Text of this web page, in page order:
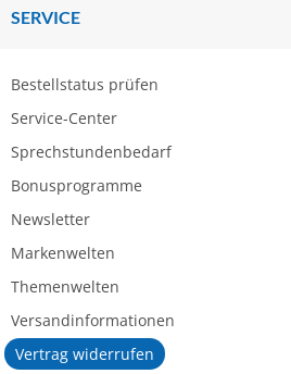
SERVICE
Bestellstatus prüfen
Service-Center
Sprechstundenbedarf
Bonusprogramme
Newsletter
Markenwelten
Themenwelten
Versandinformationen
Vertrag widerrufen